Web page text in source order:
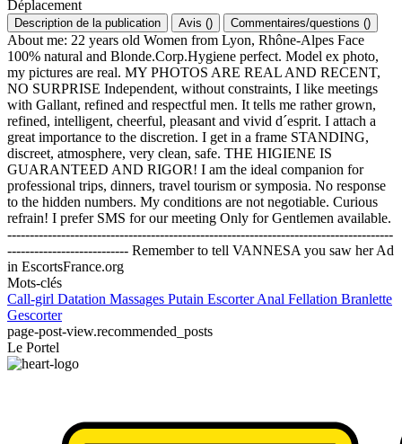
Déplacement
Description de la publication Avis () Commentaires/questions ()
About me: 22 years old Women from Lyon, Rhône-Alpes Face
100% natural and Blonde.Corp.Hygiene perfect. Model ex photo,
my pictures are real. MY PHOTOS ARE REAL AND RECENT,
NO SURPRISE Independent, without constraints, I like meetings
with Gallant, refined and respectful men. It tells me rather grown,
refined, intelligent, cheerful, pleasant and vivid d´esprit. I attach a
great importance to the discretion. I get in a frame STANDING,
discreet, atmosphere, very clean, safe. THE HIGIENE IS
GUARANTEED AND RIGOR! I am the ideal companion for
professional trips, dinners, travel tourism or symposia. No response
to the hidden numbers. My conditions are not negotiable. Curious
refrain! I prefer SMS for our meeting Only for Gentlemen available.
--------------------------------------------------------------------------------------
--------------------------- Remember to tell VANNESA you saw her Ad
in EscortsFrance.org
Mots-clés
Call-girl Datation Massages Putain EscorterAnal Fellation Branlette
Gescorter
page-post-view.recommended_posts
Le Portel